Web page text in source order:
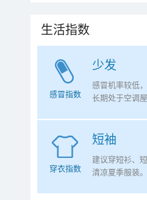
生活指数
少发
感冒指数
感冒机率较低
长期处于空调屋
短袖
穿衣指数
建议穿短衫、
清凉夏季服装。